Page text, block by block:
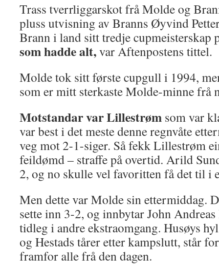
Trass tverrliggarskot frå Molde og
pluss utvisning av Branns Øyvind
Brann i land sitt tredje cupmeisterskap
som hadde alt,var Aftenpostens tittel.
Molde tok sitt første cupgull i 1994,
som er mitt sterkaste Molde-minne frå
Motstandar var Lillestrøm som var
var best i det meste denne regnvåte
veg mot 2-1-siger. Så fekk Lillestrøm
feildømd – straffe på overtid. Arild
2, og no skulle vel favoritten få det til i
Men dette var Molde sin ettermiddag.
sette inn 3-2, og innbytar John
tidleg i andre ekstraomgang. Husøys
og Hestads tårer etter kampslutt, står
framfor alle frå den dagen.